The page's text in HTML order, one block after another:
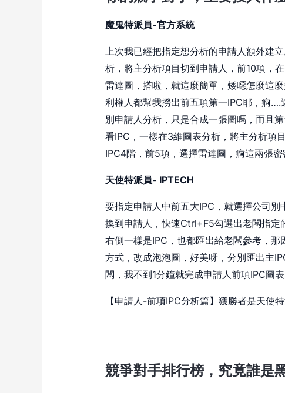
魔鬼特派員-官方系統
上次我已經把指定想分析的申請人額外建
析，將主分析項目切到申請人，前10項，
雷達圖，搭啦，就這麼簡單，矮噁怎麼這
利權人都幫我撈出前五項第一IPC耶，痾
別申請人分析，只是合成一張圖嗎，而且
看IPC，一樣在3維圖表分析，將主分析項
IPC4階，前5項，選擇雷達圖，痾這兩張密
天使特派員- IPTECH
要指定申請人中前五大IPC，就選擇公司
換到申請人，快速Ctrl+F5勾選出老闆指定
右側一樣是IPC，也都匯出給老闆參考，
方式，改成泡泡圖，好美呀，分別匯出主
闆，我不到1分鐘就完成申請人前項IPC圖
【申請人-前項IPC分析篇】獲勝者是天使
競爭對手排行榜，究竟誰是